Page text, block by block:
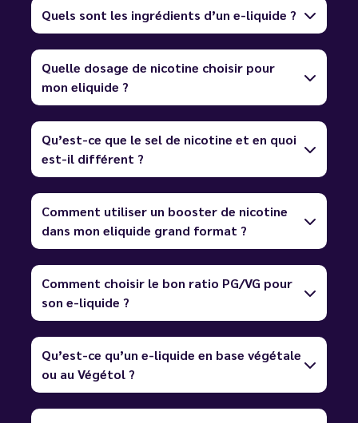
Quels sont les ingrédients d’un e-liquide ?
Quelle dosage de nicotine choisir pour
mon eliquide ?
Qu’est-ce que le sel de nicotine et en quoi
est-il différent ?
Comment utiliser un booster de nicotine
dans mon eliquide grand format ?
Comment choisir le bon ratio PG/VG pour
son e-liquide ?
Qu’est-ce qu’un e-liquide en base végétale
ou au Végétol ?